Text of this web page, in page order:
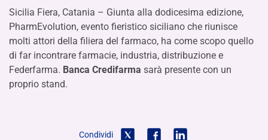
Sicilia Fiera, Catania – Giunta alla dodicesima edizione,
PharmEvolution, evento fieristico siciliano che riunisce
molti attori della filiera del farmaco, ha come scopo quello
di far incontrare farmacie, industria, distribuzione e
Federfarma. Banca Credifarma sarà presente con un
proprio stand.
Condividi